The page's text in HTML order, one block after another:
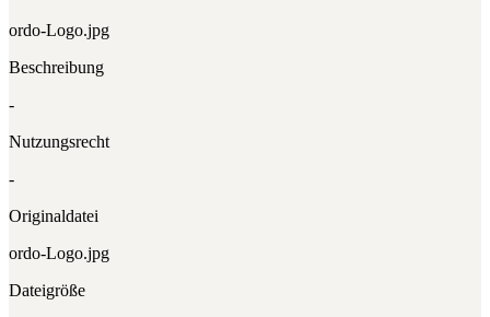
ordo-Logo.jpg
Beschreibung
-
Nutzungsrecht
-
Originaldatei
ordo-Logo.jpg
Dateigröße